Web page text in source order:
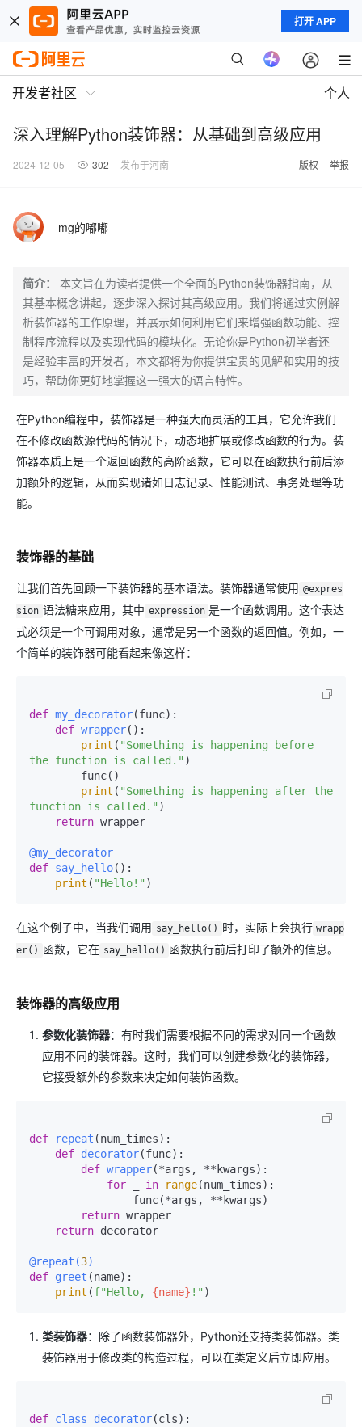
打开 APP
开发者社区 个人
深入理解Python装饰器：从基础到高级应用
2024-12-05 302 发布于河南 版权 举报
mg的嘟嘟
简介：
本文旨在为读者提供一个全面的Python装饰器指南，从
其基本概念讲起，逐步深入探讨其高级应用。我们将通过实例解
析装饰器的工作原理，并展示如何利用它们来增强函数功能、控
制程序流程以及实现代码的模块化。无论你是Python初学者还
是经验丰富的开发者，本文都将为你提供宝贵的见解和实用的技
巧，帮助你更好地掌握这一强大的语言特性。
在Python编程中，装饰器是一种强大而灵活的工具，它允许我们
在不修改函数源代码的情况下，动态地扩展或修改函数的行为。装
饰器本质上是一个返回函数的高阶函数，它可以在函数执行前后添
加额外的逻辑，从而实现诸如日志记录、性能测试、事务处理等功
能。
装饰器的基础
让我们首先回顾一下装饰器的基本语法。装饰器通常使用 @expres
sion 语法糖来应用，其中 expression 是一个函数调用。这个表达
式必须是一个可调用对象，通常是另一个函数的返回值。例如，一
个简单的装饰器可能看起来像这样：
def my_decorator(func):
def wrapper():
print ( "Something is happening before
the function is called." )
print ( "Something is happening after the
function is called." )
return wrapper
@my_decorator
def say_hello():
print ( "Hello!"
在这个例子中，当我们调用 say_hello() 时，实际上会执行 wrapp
er() 函数，它在 say_hello() 函数执行前后打印了额外的信息。
装饰器的高级应用
参数化装饰器：有时我们需要根据不同的需求对同一个函数
应用不同的装饰器。这时，我们可以创建参数化的装饰器，
它接受额外的参数来决定如何装饰函数。
def repeat (num_times):
def decorator(func):
def wrapper(*args, **kwargs):
for
in range(num_times):
return wrapper
return decorator
@repeat(3)
def greet (name):
print (f"Hello, {name} !"
类装饰器：除了函数装饰器外，Python还支持类装饰器。类
装饰器用于修改类的构造过程，可以在类定义后立即应用。
def class_decorator(cls):